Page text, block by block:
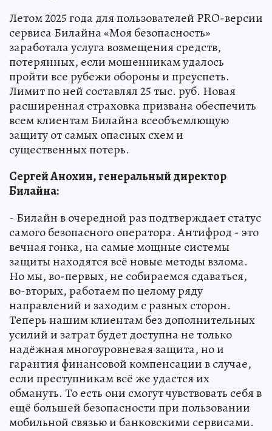
Летом 2025 года для пользователей PRO-версии
сервиса Билайна «Моя безопасность»
заработала услуга возмещения средств,
потерянных, если мошенникам удалось
пройти все рубежи обороны и преуспеть.
Лимит по ней составлял 25 тыс. руб. Новая
расширенная страховка призвана обеспечить
всем клиентам Билайна всеобъемлющую
защиту от самых опасных схем и
существенных потерь.
Сергей Анохин, генеральный директор
Билайна:
- Билайн в очередной раз подтверждает статус
самого безопасного оператора. Антифрод - это
вечная гонка, на самые мощные системы
защиты находятся всё новые методы взлома.
Но мы, во-первых, не собираемся сдаваться,
во-вторых, работаем по целому ряду
направлений и заходим с разных сторон.
Теперь нашим клиентам без дополнительных
усилий и затрат будет доступна не только
надёжная многоуровневая защита, но и
гарантия финансовой компенсации в случае,
если преступникам всё же удастся их
обмануть. То есть они смогут чувствовать себя в
ещё большей безопасности при пользовании
мобильной связью и банковскими сервисами.